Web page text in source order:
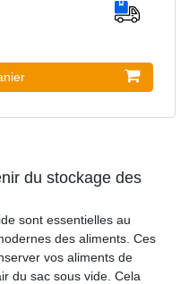
du stockage des
sont essentielles au
des aliments. Ces
vos aliments de
du sac sous vide. Cela